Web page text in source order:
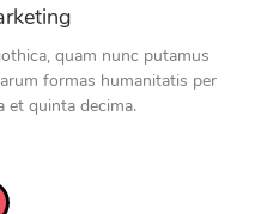
quam nunc putamus
formas humanitatis per
et quinta decima.